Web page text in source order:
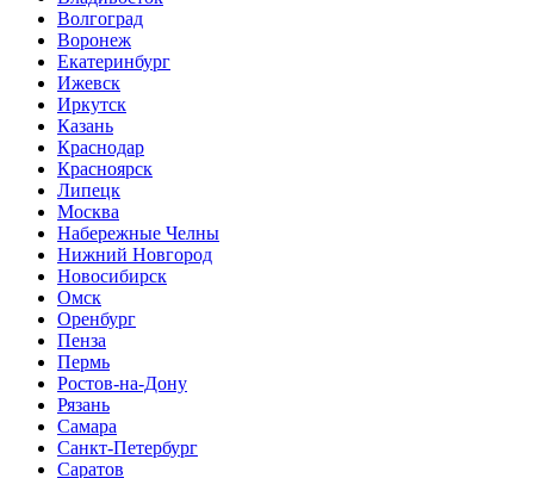
Волгоград
Воронеж
Екатеринбург
Ижевск
Иркутск
Казань
Краснодар
Красноярск
Липецк
Москва
Набережные Челны
Нижний Новгород
Новосибирск
Омск
Оренбург
Пенза
Пермь
Ростов-на-Дону
Рязань
Самара
Санкт-Петербург
Саратов